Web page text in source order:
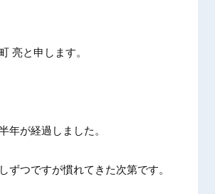
亮と申します。
年が経過しました。
ずつですが慣れてきた次第です。